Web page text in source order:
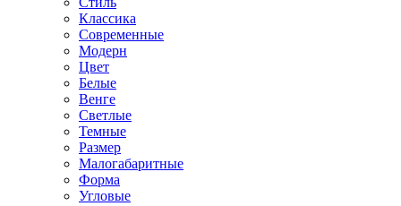
Классика
Современные
Модерн
Цвет
Белые
Венге
Светлые
Темные
Размер
Малогабаритные
Форма
Угловые